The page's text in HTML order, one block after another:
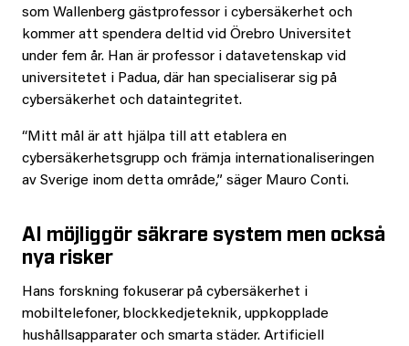
som Wallenberg gästprofessor i cybersäkerhet och
kommer att spendera deltid vid Örebro Universitet
under fem år. Han är professor i datavetenskap vid
universitetet i Padua, där han specialiserar sig på
cybersäkerhet och dataintegritet.
“Mitt mål är att hjälpa till att etablera en
cybersäkerhetsgrupp och främja internationaliseringen
av Sverige inom detta område,” säger Mauro Conti.
AI möjliggör säkrare system men också
nya risker
Hans forskning fokuserar på cybersäkerhet i
mobiltelefoner, blockkedjeteknik, uppkopplade
hushållsapparater och smarta städer. Artificiell